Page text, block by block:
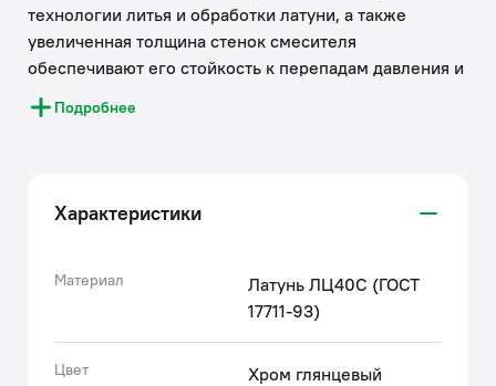
технологии литья и обработки латуни, а также
увеличенная толщина стенок смесителя
обеспечивают его стойкость к перепадам давления и
температур.
Увеличенное никель-хромовое покрытие полностью
течение всего срока службы изделия.
Гарантия на смесители IDDIS® – 10 лет.
Подробнее
Характеристики
Материал
Латунь ЛЦ40C (ГОСТ
17711-93)
Цвет Хром глянцевый